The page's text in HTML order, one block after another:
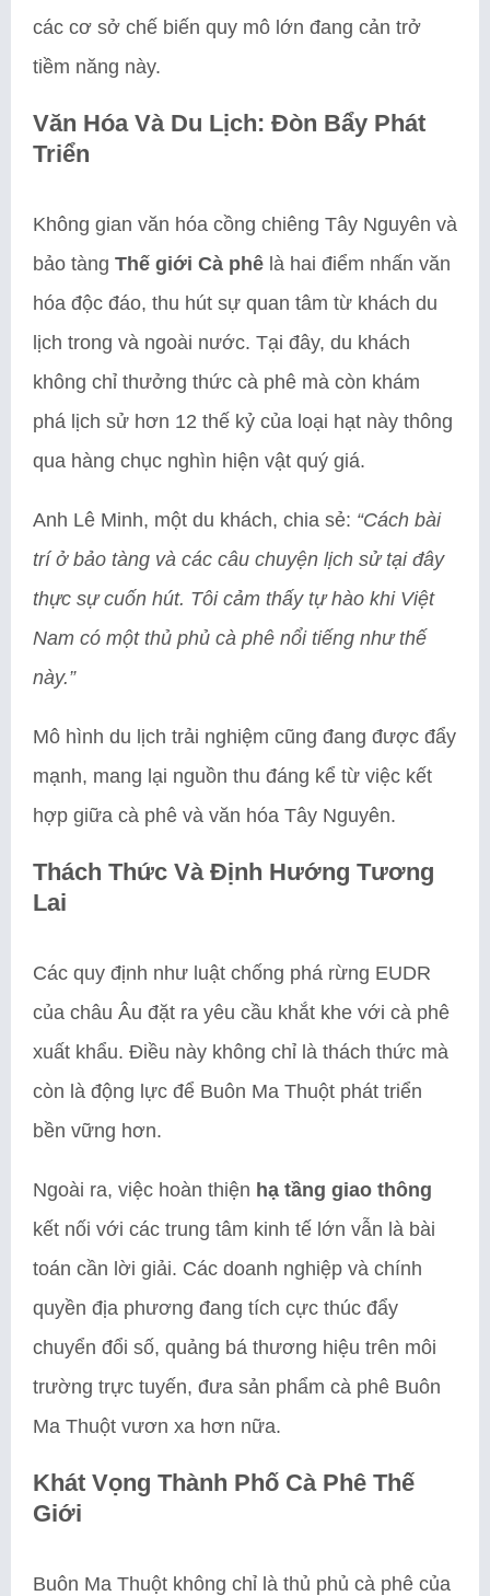
các cơ sở chế biến quy mô lớn đang cản trở
tiềm năng này.
Văn Hóa Và Du Lịch: Đòn Bẩy Phát
Triển
Không gian văn hóa cồng chiêng Tây Nguyên và
bảo tàng Thế giới Cà phê là hai điểm nhấn văn
hóa độc đáo, thu hút sự quan tâm từ khách du
lịch trong và ngoài nước. Tại đây, du khách
không chỉ thưởng thức cà phê mà còn khám
phá lịch sử hơn 12 thế kỷ của loại hạt này thông
qua hàng chục nghìn hiện vật quý giá.
Anh Lê Minh, một du khách, chia sẻ: “Cách bài
trí ở bảo tàng và các câu chuyện lịch sử tại đây
thực sự cuốn hút. Tôi cảm thấy tự hào khi Việt
Nam có một thủ phủ cà phê nổi tiếng như thế
này.”
Mô hình du lịch trải nghiệm cũng đang được đẩy
mạnh, mang lại nguồn thu đáng kể từ việc kết
hợp giữa cà phê và văn hóa Tây Nguyên.
Thách Thức Và Định Hướng Tương
Lai
Các quy định như luật chống phá rừng EUDR
của châu Âu đặt ra yêu cầu khắt khe với cà phê
xuất khẩu. Điều này không chỉ là thách thức mà
còn là động lực để Buôn Ma Thuột phát triển
bền vững hơn.
Ngoài ra, việc hoàn thiện hạ tầng giao thông
kết nối với các trung tâm kinh tế lớn vẫn là bài
toán cần lời giải. Các doanh nghiệp và chính
quyền địa phương đang tích cực thúc đẩy
chuyển đổi số, quảng bá thương hiệu trên môi
trường trực tuyến, đưa sản phẩm cà phê Buôn
Ma Thuột vươn xa hơn nữa.
Khát Vọng Thành Phố Cà Phê Thế
Giới
Buôn Ma Thuột không chỉ là thủ phủ cà phê của